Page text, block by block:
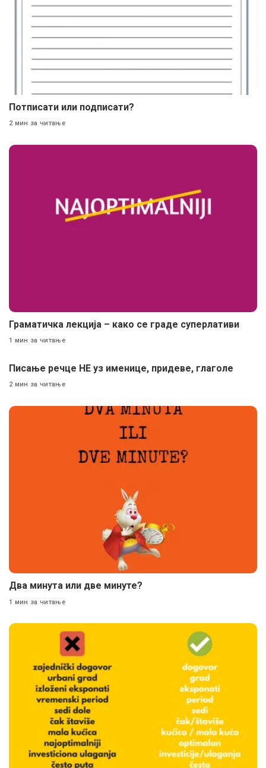
Потписати или подписати?
2 мин за читање
Граматичка лекција – како се граде суперлативи
1 мин за читање
Писање речце НЕ уз именице, придеве, глаголе
2 мин за читање
Два минута или две минуте?
1 мин за читање